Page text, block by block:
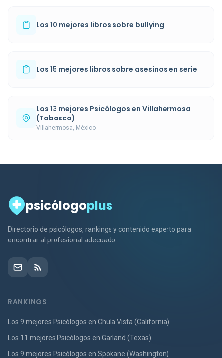
Los 10 mejores libros sobre bullying
Los 15 mejores libros sobre asesinos en serie
Los 13 mejores Psicólogos en Villahermosa
(Tabasco)
Villahermosa, México
psicólogoplus
Directorio de psicólogos, rankings y contenido experto para
encontrar al profesional adecuado.
RANKINGS
Los 9 mejores Psicólogos en Chula Vista (California)
Los 11 mejores Psicólogos en Garland (Texas)
Los 9 mejores Psicólogos en Spokane (Washington)